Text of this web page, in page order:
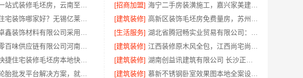
[招商加盟]
海宁二手房装潢施工，嘉兴家美建材科技有限公司专业施工
[建筑装修]
[生活服务]
[建筑装修]
[建筑装修]
[建筑装修]
慕新不锈钢卧室效果图本地全案设计案例